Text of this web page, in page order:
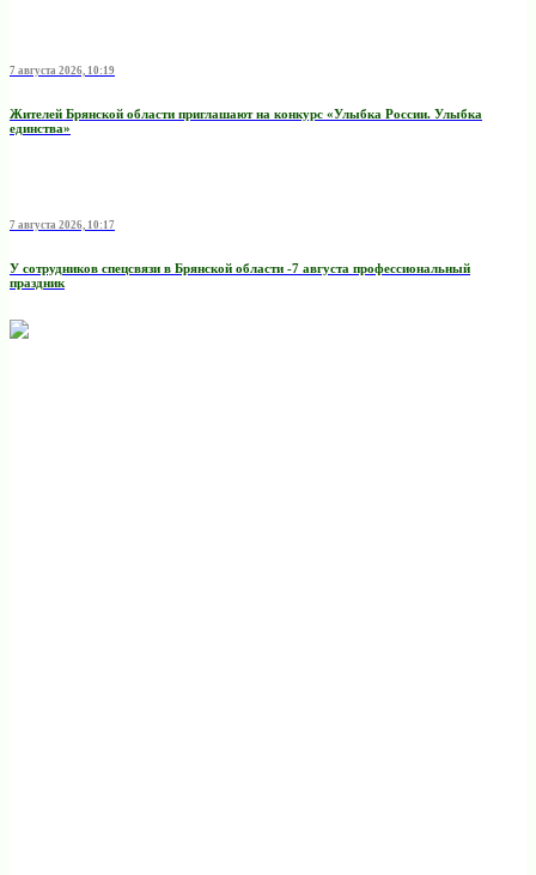
7 августа 2026, 10:19
Жителей Брянской области приглашают на конкурс «Улыбка России. Улыбка
единства»
7 августа 2026, 10:17
У сотрудников спецсвязи в Брянской области -7 августа профессиональный
праздник